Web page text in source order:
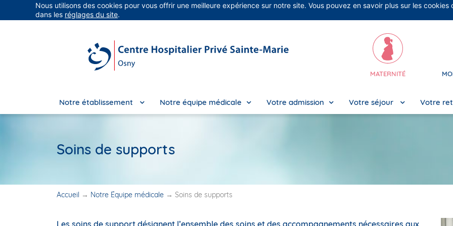
Groupe Vivalto Santé Entre nous, la vie
MATERNITÉ
Notre établissement Notre équipe médicale Votre admission Votre séjour Votre
Soins de supports
Accueil → Notre Équipe médicale → Soins de supports
Les soins de support désignent l’ensemble des soins et des accompagnements nécessaires aux
Nous utilisons des cookies pour vous offrir une meilleure expérience sur notre site. Vous pouvez en savoir plus sur les
dans les réglages du site.